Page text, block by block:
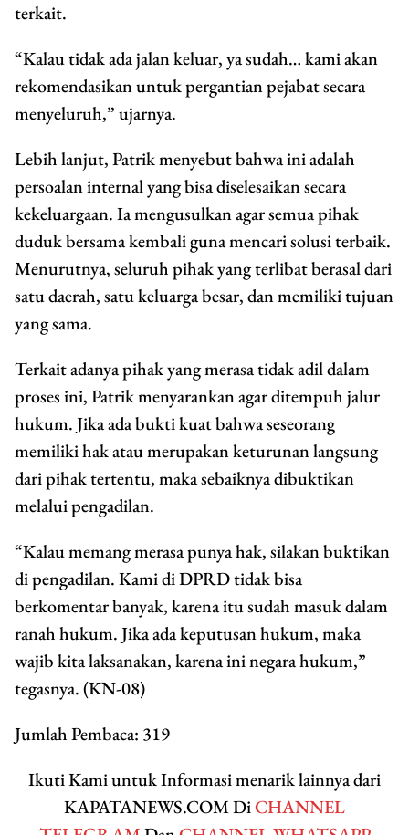
terkait.
“Kalau tidak ada jalan keluar, ya sudah… kami akan
rekomendasikan untuk pergantian pejabat secara
menyeluruh,” ujarnya.
Lebih lanjut, Patrik menyebut bahwa ini adalah
persoalan internal yang bisa diselesaikan secara
kekeluargaan. Ia mengusulkan agar semua pihak
duduk bersama kembali guna mencari solusi terbaik.
Menurutnya, seluruh pihak yang terlibat berasal dari
satu daerah, satu keluarga besar, dan memiliki tujuan
yang sama.
Terkait adanya pihak yang merasa tidak adil dalam
proses ini, Patrik menyarankan agar ditempuh jalur
hukum. Jika ada bukti kuat bahwa seseorang
memiliki hak atau merupakan keturunan langsung
dari pihak tertentu, maka sebaiknya dibuktikan
melalui pengadilan.
“Kalau memang merasa punya hak, silakan buktikan
di pengadilan. Kami di DPRD tidak bisa
berkomentar banyak, karena itu sudah masuk dalam
ranah hukum. Jika ada keputusan hukum, maka
wajib kita laksanakan, karena ini negara hukum,”
tegasnya. (KN-08)
Jumlah Pembaca: 319
Ikuti Kami untuk Informasi menarik lainnya dari
KAPATANEWS.COM DiCHANNEL